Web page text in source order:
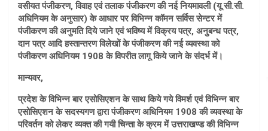
वसीयत पंजीकरण, विवाह एवं तलाक पंजीकरण की नई नियमावली (यू.सी.सी.
अधिनियम के अनुसार) के आधार पर विभिन्न कॉमन सर्विस सेन्टर में
पंजीकरण की अनुमति दिये जाने एवं भविष्य में विक्रय पत्र, अनुबन्ध पत्र,
दान पत्र आदि हस्तान्तरण विलेखों के पंजीकरण की नई व्यवस्था को
पंजीकरण अधिनियम 1908 के विपरीत लागू किये जाने के संदर्भ में।
मान्यवर,
प्रदेश के विभिन्न बार एसोसिएशन के साथ किये गये विमर्श एवं विभिन्न बार
एसोसिएशन के सदस्यगण द्वारा पंजीकरण अधिनियम 1908 की व्यवस्था के
परिवर्तन को लेकर व्यक्त की गयी चिन्ता के क्रम में उत्तराखण्ड की विभिन्न